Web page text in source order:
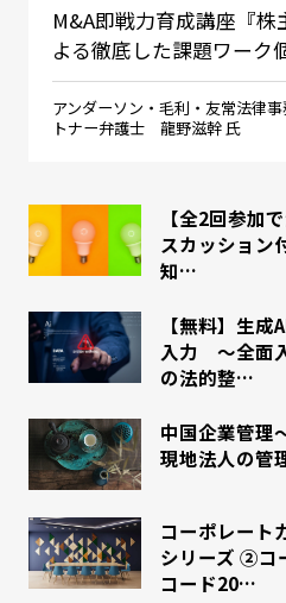
M&A即戦力育成講座『
よる徹底した課題ワー
アンダーソン・毛利・友常法律
トナー弁護士 龍野滋幹 氏
【全2回参加
スカッショ
知…
【無料】生
入力 ～全面
の法的整…
中国企業管理
現地法人の管
コーポレート
シリーズ ②コ
コード20…